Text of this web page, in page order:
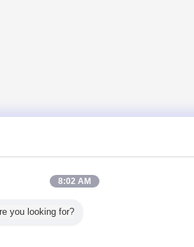
8:02 AM
you looking for?